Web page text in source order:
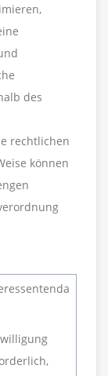
des
rechtlichen
können